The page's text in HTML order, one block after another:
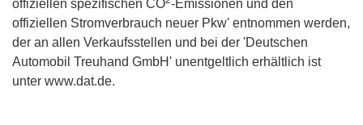
offiziellen spezifischen CO -Emissionen und den
offiziellen Stromverbrauch neuer Pkw' entnommen werden,
der an allen Verkaufsstellen und bei der 'Deutschen
Automobil Treuhand GmbH' unentgeltlich erhältlich ist
unter www.dat.de.